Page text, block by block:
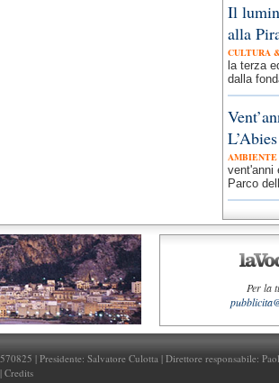
Il
alla
CULTURA
la terza
dalla
AMBIENTE
vent'anni
Parco
Per la
| Presidente: Salvatore Culotta | Direttore responsabile:
Credits